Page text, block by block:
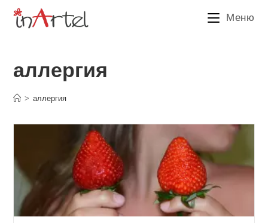
Перейти
Меню
аллергия
> аллергия